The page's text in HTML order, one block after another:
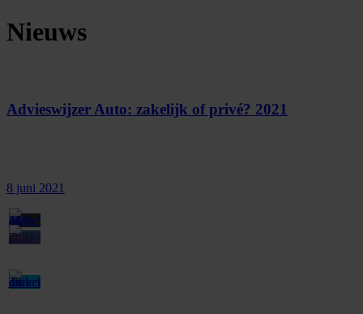
Nieuws
Advieswijzer Auto: zakelijk of privé? 2021
8 juni 2021